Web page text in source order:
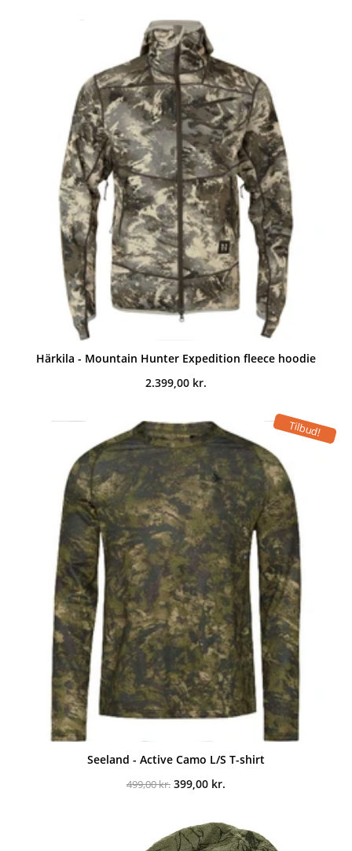
Härkila - Mountain Hunter Expedition fleece hoodie
2.399,00 kr.
Tilbud!
Seeland - Active Camo L/S T-shirt
499,00kr. Den
499,00 kr..
399,00 kr.
er:
399,00 kr..